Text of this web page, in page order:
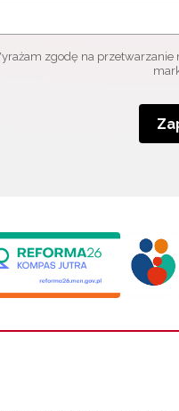
zgodę na przetwarzanie